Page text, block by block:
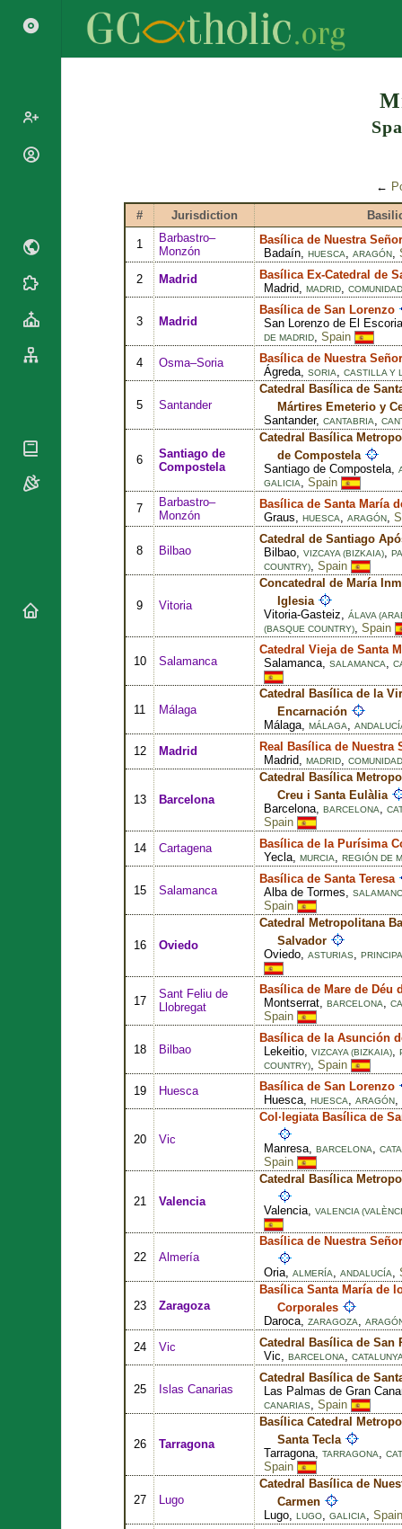
←
# Jurisdiction
1
Barbastro–
Monzón
Basílica de Nuestra
Badaín, HUESCA, ARAGÓN,
2
Madrid
Basílica Ex-Catedral de
Madrid, MADRID,
3 Madrid
Basílica de San Lorenzo
San Lorenzo de El
DE MADRID, Spain
4
Osma–Soria
Basílica de Nuestra
Ágreda, SORIA, CASTILLA Y
5 Santander
Catedral Basílica de
Mártires Emeterio y
Santander, CANTABRIA,
6
Santiago de
Compostela
Catedral Basílica
de Compostela
Santiago de Compostela,
GALICIA, Spain
7
Barbastro–
Monzón
Basílica de Santa María
Graus, HUESCA, ARAGÓN,
8 Bilbao
Catedral de Santiago
Bilbao, VIZCAYA (BIZKAIA),
COUNTRY), Spain
9 Vitoria
Concatedral de María
Iglesia
Vitoria-Gasteiz, ÁLAVA
(BASQUE COUNTRY), Spain
10 Salamanca
Catedral Vieja de Santa
Salamanca, SALAMANCA,
11 Málaga
Catedral Basílica de la
Encarnación
Málaga, MÁLAGA,
12 Madrid
Real Basílica de Nuestra
Madrid, MADRID,
13 Barcelona
Catedral Basílica
Creu i Santa Eulàlia
Barcelona, BARCELONA,
Spain
14
Cartagena
Basílica de la Purísima
Yecla, MURCIA, REGIÓN DE
15 Salamanca
Basílica de Santa Teresa
Alba de Tormes,
Spain
16 Oviedo
Catedral Metropolitana
Salvador
Oviedo, ASTURIAS,
17
Sant Feliu de
Llobregat
Basílica de Mare de Déu
Montserrat, BARCELONA,
Spain
18 Bilbao
Basílica de la Asunción
Lekeitio, VIZCAYA (BIZKAIA),
COUNTRY), Spain
19
Huesca
Basílica de San Lorenzo
Huesca, HUESCA, ARAGÓN,
20 Vic
Col·legiata Basílica de
Manresa, BARCELONA,
Spain
21 Valencia
Catedral Basílica
Valencia, VALENCIA
22 Almería
Basílica de Nuestra
Oria, ALMERÍA, ANDALUCÍA,
23 Zaragoza
Basílica Santa María de
Corporales
Daroca, ZARAGOZA,
24 Vic
Catedral Basílica de San
Vic, BARCELONA,
25 Islas Canarias
Catedral Basílica de
Las Palmas de Gran
CANARIAS, Spain
26 Tarragona
Basílica Catedral
Santa Tecla
Tarragona, TARRAGONA,
Spain
27 Lugo
Catedral Basílica de
Carmen
Lugo, LUGO, GALICIA, Spain
Search
Diocese Changes
Commemorations